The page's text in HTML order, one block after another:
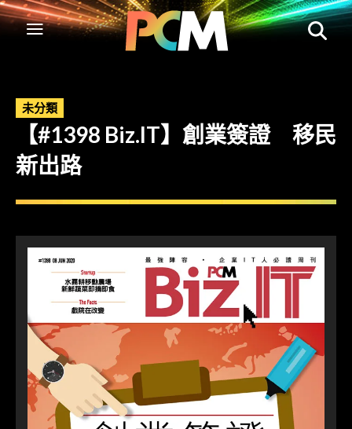
未分類
【#1398 Biz.IT】創業簽證 移民
新出路